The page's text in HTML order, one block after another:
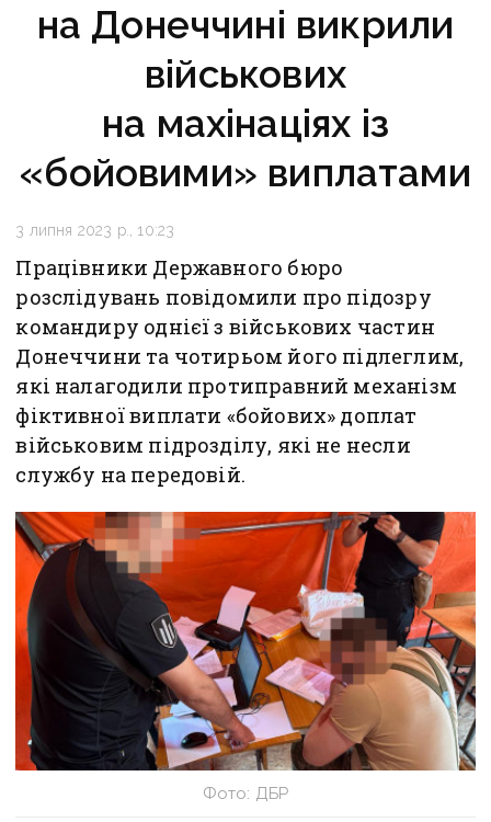
на Донеччині викрили
військових
на махінаціях із
«бойовими» виплатами
3 липня 2023 р., 10:23
Працівники Державного бюро
розслідувань повідомили про підозру
командиру однієї з військових частин
Донеччини та чотирьом його підлеглим,
які налагодили протиправний механізм
фіктивної виплати «бойових» доплат
військовим підрозділу, які не несли
службу на передовій.
Фото: ДБР